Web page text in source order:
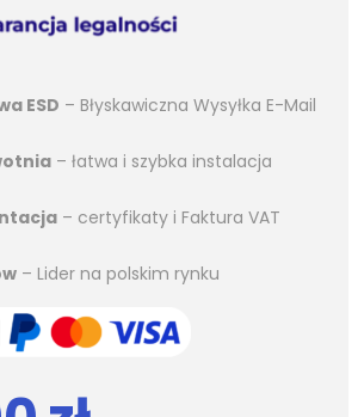
ESD – Błyskawiczna Wysyłka E-Mail
– łatwa i szybka instalacja
– certyfikaty i Faktura VAT
– Lider na polskim rynku